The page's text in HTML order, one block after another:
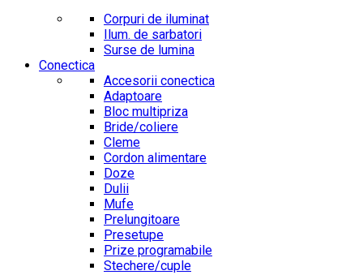
Corpuri de iluminat
Ilum. de sarbatori
Surse de lumina
Conectica
Accesorii conectica
Adaptoare
Bloc multipriza
Bride/coliere
Cleme
Cordon alimentare
Doze
Dulii
Mufe
Prelungitoare
Presetupe
Prize programabile
Stechere/cuple